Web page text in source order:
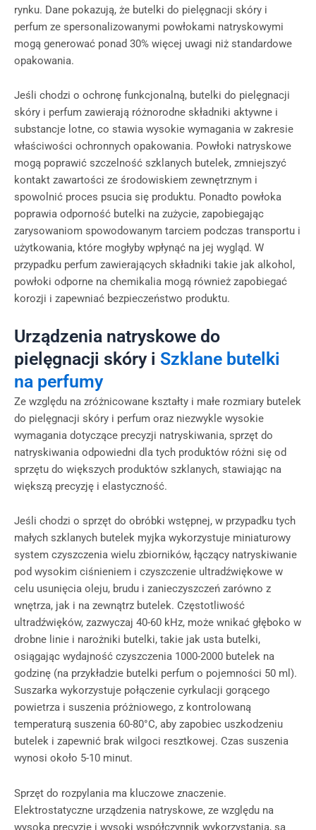
rynku. Dane pokazują, że butelki do pielęgnacji skóry i
perfum ze spersonalizowanymi powłokami natryskowymi
mogą generować ponad 30% więcej uwagi niż standardowe
opakowania.
Jeśli chodzi o ochronę funkcjonalną, butelki do pielęgnacji
skóry i perfum zawierają różnorodne składniki aktywne i
substancje lotne, co stawia wysokie wymagania w zakresie
właściwości ochronnych opakowania. Powłoki natryskowe
mogą poprawić szczelność szklanych butelek, zmniejszyć
kontakt zawartości ze środowiskiem zewnętrznym i
spowolnić proces psucia się produktu. Ponadto powłoka
poprawia odporność butelki na zużycie, zapobiegając
zarysowaniom spowodowanym tarciem podczas transportu i
użytkowania, które mogłyby wpłynąć na jej wygląd. W
przypadku perfum zawierających składniki takie jak alkohol,
powłoki odporne na chemikalia mogą również zapobiegać
korozji i zapewniać bezpieczeństwo produktu.
Urządzenia natryskowe do
pielęgnacji skóry i Szklane butelki
na perfumy
Ze względu na zróżnicowane kształty i małe rozmiary butelek
do pielęgnacji skóry i perfum oraz niezwykle wysokie
wymagania dotyczące precyzji natryskiwania, sprzęt do
natryskiwania odpowiedni dla tych produktów różni się od
sprzętu do większych produktów szklanych, stawiając na
większą precyzję i elastyczność.
Jeśli chodzi o sprzęt do obróbki wstępnej, w przypadku tych
małych szklanych butelek myjka wykorzystuje miniaturowy
system czyszczenia wielu zbiorników, łączący natryskiwanie
pod wysokim ciśnieniem i czyszczenie ultradźwiękowe w
celu usunięcia oleju, brudu i zanieczyszczeń zarówno z
wnętrza, jak i na zewnątrz butelek. Częstotliwość
ultradźwięków, zazwyczaj 40-60 kHz, może wnikać głęboko w
drobne linie i narożniki butelki, takie jak usta butelki,
osiągając wydajność czyszczenia 1000-2000 butelek na
godzinę (na przykładzie butelki perfum o pojemności 50 ml).
Suszarka wykorzystuje połączenie cyrkulacji gorącego
powietrza i suszenia próżniowego, z kontrolowaną
temperaturą suszenia 60-80°C, aby zapobiec uszkodzeniu
butelek i zapewnić brak wilgoci resztkowej. Czas suszenia
wynosi około 5-10 minut.
Sprzęt do rozpylania ma kluczowe znaczenie.
Elektrostatyczne urządzenia natryskowe, ze względu na
wysoką precyzję i wysoki współczynnik wykorzystania, są